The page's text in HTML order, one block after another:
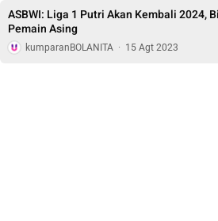
ASBWI: Liga 1 Putri Akan Kembali 2024,
Pemain Asing
kumparanBOLANITA · 15 Agt 2023